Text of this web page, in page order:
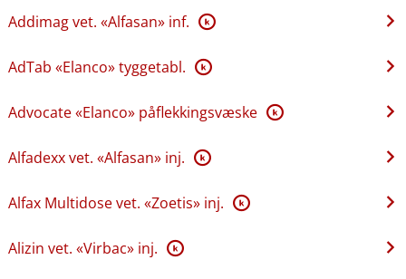
Addimag vet. «Alfasan» inf. K
AdTab «Elanco» tyggetabl. K
Advocate «Elanco» påflekkingsvæske K
Alfadexx vet. «Alfasan» inj. K
Alfax Multidose vet. «Zoetis» inj. K
Alizin vet. «Virbac» inj. K